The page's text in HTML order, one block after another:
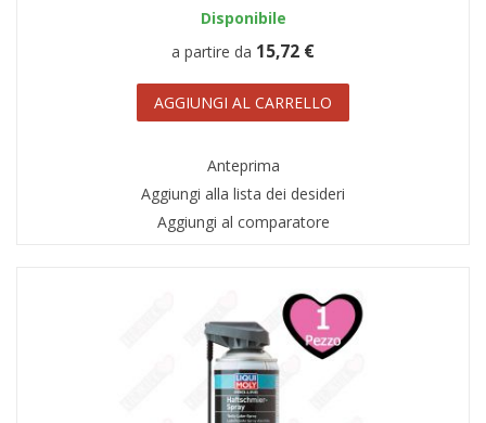
Disponibile
a partire da 15,72 €
AGGIUNGI AL CARRELLO
Anteprima
Aggiungi alla lista dei desideri
Aggiungi al comparatore